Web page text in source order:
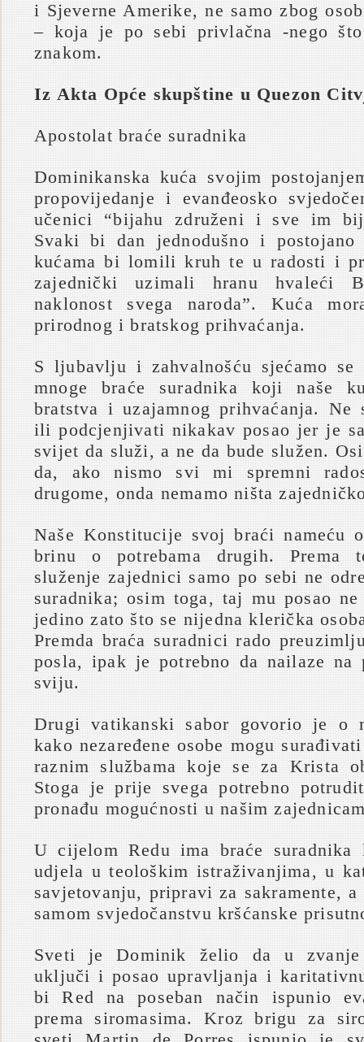
i Sjeverne Amerike, ne samo zbog
– koja je po sebi privlačna -nego
znakom.
Iz Akta Opće skupštine u Quezon
Apostolat braće suradnika
Dominikanska kuća svojim
propovijedanje i evanđeosko
učenici “bijahu združeni i sve im
Svaki bi dan jednodušno i
kućama bi lomili kruh te u radosti i
zajednički uzimali hranu hvaleći
naklonost svega naroda”. Kuća
prirodnog i bratskog prihvaćanja.
S ljubavlju i zahvalnošću sjećamo se
mnoge braće suradnika koji naše
bratstva i uzajamnog prihvaćanja. Ne
ili podcjenjivati nikakav posao jer je
svijet da služi, a ne da bude služen.
da, ako nismo svi mi spremni
drugome, onda nemamo ništa
Naše Konstitucije svoj braći nameću
brinu o potrebama drugih. Prema
služenje zajednici samo po sebi ne
suradnika; osim toga, taj mu posao
jedino zato što se nijedna klerička
Premda braća suradnici rado
posla, ipak je potrebno da nailaze na
sviju.
Drugi vatikanski sabor govorio je o
kako nezaređene osobe mogu
raznim službama koje se za Krista
Stoga je prije svega potrebno
pronađu mogućnosti u našim
U cijelom Redu ima braće
udjela u teološkim istraživanjima, u
savjetovanju, pripravi za sakramente,
samom svjedočanstvu kršćanske
Sveti je Dominik želio da u zvanje
uključi i posao upravljanja i
bi Red na poseban način ispunio
prema siromasima. Kroz brigu za